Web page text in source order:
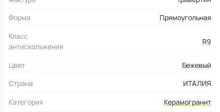
Форма
Прямоугольная
Класс
антискольжения
R9
Цвет
Бежевый
Страна
ИТАЛИЯ
Категория
Керамогранит